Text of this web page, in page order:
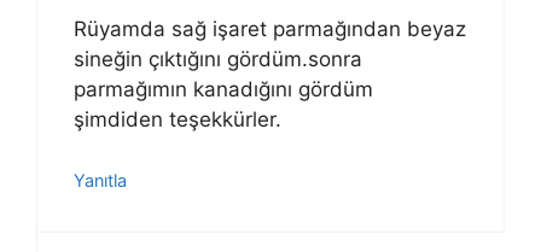
Rüyamda sağ işaret parmağından beyaz
sineğin çıktığını gördüm.sonra
parmağımın kanadığını gördüm
şimdiden teşekkürler.
Yanıtla